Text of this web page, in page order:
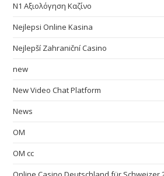
N1 Αξιολόγηση Καζίνο
Nejlepsi Online Kasina
Nejlepší Zahraniční Casino
new
New Video Chat Platform
News
OM
OM cc